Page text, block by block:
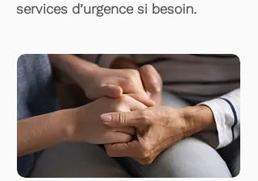
services d’urgence si besoin.